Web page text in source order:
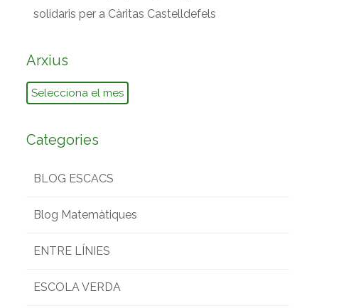
solidaris per a Càritas Castelldefels
Arxius
Arxius
Categories
BLOG ESCACS
Blog Matemàtiques
ENTRE LÍNIES
ESCOLA VERDA